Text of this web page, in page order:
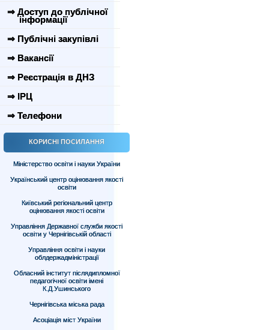
⇒ Доступ до публічної
інформації
⇒ Публічні закупівлі
⇒ Вакансії
⇒ Реєстрація в ДНЗ
⇒ ІРЦ
⇒ Телефони
КОРИСНІ ПОСИЛАННЯ
Міністерство освіти і науки України
Український центр оцінювання якості
освіти
Київський регіональний центр
оцінювання якості освіти
Управління Державної служби якості
освіти у Чернігівській області
Управління освіти і науки
облдержадміністрації
Обласний інститут післядипломної
педагогічної освіти імені
К.Д.Ушинського
Чернігівська міська рада
Асоціація міст України